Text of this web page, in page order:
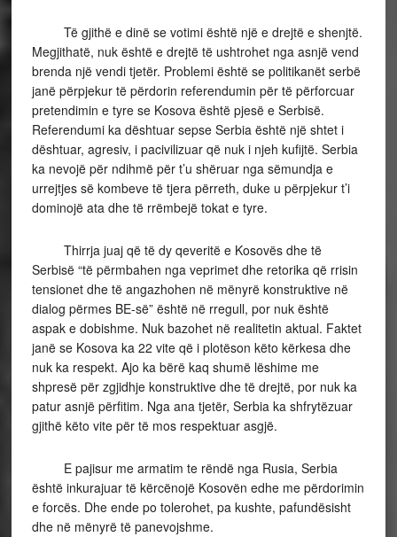
Të gjithë e dinë se votimi është një e drejtë e shenjtë.
Megjithatë, nuk është e drejtë të ushtrohet nga asnjë vend
brenda një vendi tjetër. Problemi është se politikanët serbë
janë përpjekur të përdorin referendumin për të përforcuar
pretendimin e tyre se Kosova është pjesë e Serbisë.
Referendumi ka dështuar sepse Serbia është një shtet i
dështuar, agresiv, i pacivilizuar që nuk i njeh kufijtë. Serbia
ka nevojë për ndihmë për t’u shëruar nga sëmundja e
urrejtjes së kombeve të tjera përreth, duke u përpjekur t’i
dominojë ata dhe të rrëmbejë tokat e tyre.
Thirrja juaj që të dy qeveritë e Kosovës dhe të
Serbisë “të përmbahen nga veprimet dhe retorika që rrisin
tensionet dhe të angazhohen në mënyrë konstruktive në
dialog përmes BE-së” është në rregull, por nuk është
aspak e dobishme. Nuk bazohet në realitetin aktual. Faktet
janë se Kosova ka 22 vite që i plotëson këto kërkesa dhe
nuk ka respekt. Ajo ka bërë kaq shumë lëshime me
shpresë për zgjidhje konstruktive dhe të drejtë, por nuk ka
patur asnjë përfitim. Nga ana tjetër, Serbia ka shfrytëzuar
gjithë këto vite për të mos respektuar asgjë.
E pajisur me armatim te rëndë nga Rusia, Serbia
është inkurajuar të kërcënojë Kosovën edhe me përdorimin
e forcës. Dhe ende po tolerohet, pa kushte, pafundësisht
dhe në mënyrë të panevojshme.